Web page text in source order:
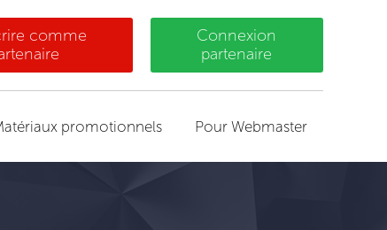
comme
Connexion
partenaire
promotionnels Pour Webmaster